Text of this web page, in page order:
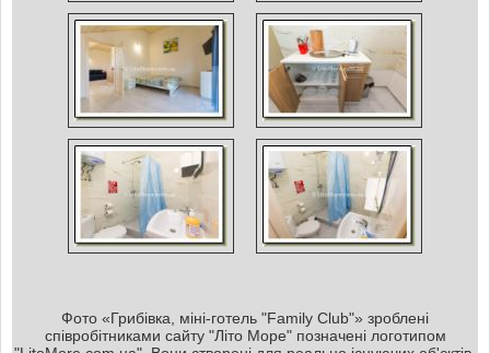
Фото «Грибівка, міні-готель "Family Club"» зроблені
співробітниками сайту "Літо Море" позначені логотипом